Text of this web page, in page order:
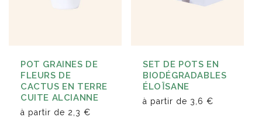
POT GRAINES DE
FLEURS DE
CACTUS EN TERRE
CUITE ALCIANNE
à partir de 2,3 €
SET DE POTS EN
BIODÉGRADABLES
ÉLOÏSANE
à partir de 3,6 €